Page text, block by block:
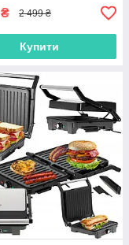
₴ 2 499 ₴
Купити